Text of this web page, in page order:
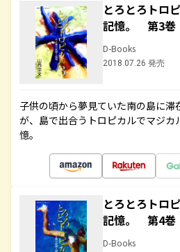
とろとろトロ
記憶。 第3巻
D-Books
2018.07.26 発売
子供の頃から夢見ていた南の島に
が、島で出合うトロピカルでマジカ
憶。
とろとろトロ
記憶。 第4巻
D-Books